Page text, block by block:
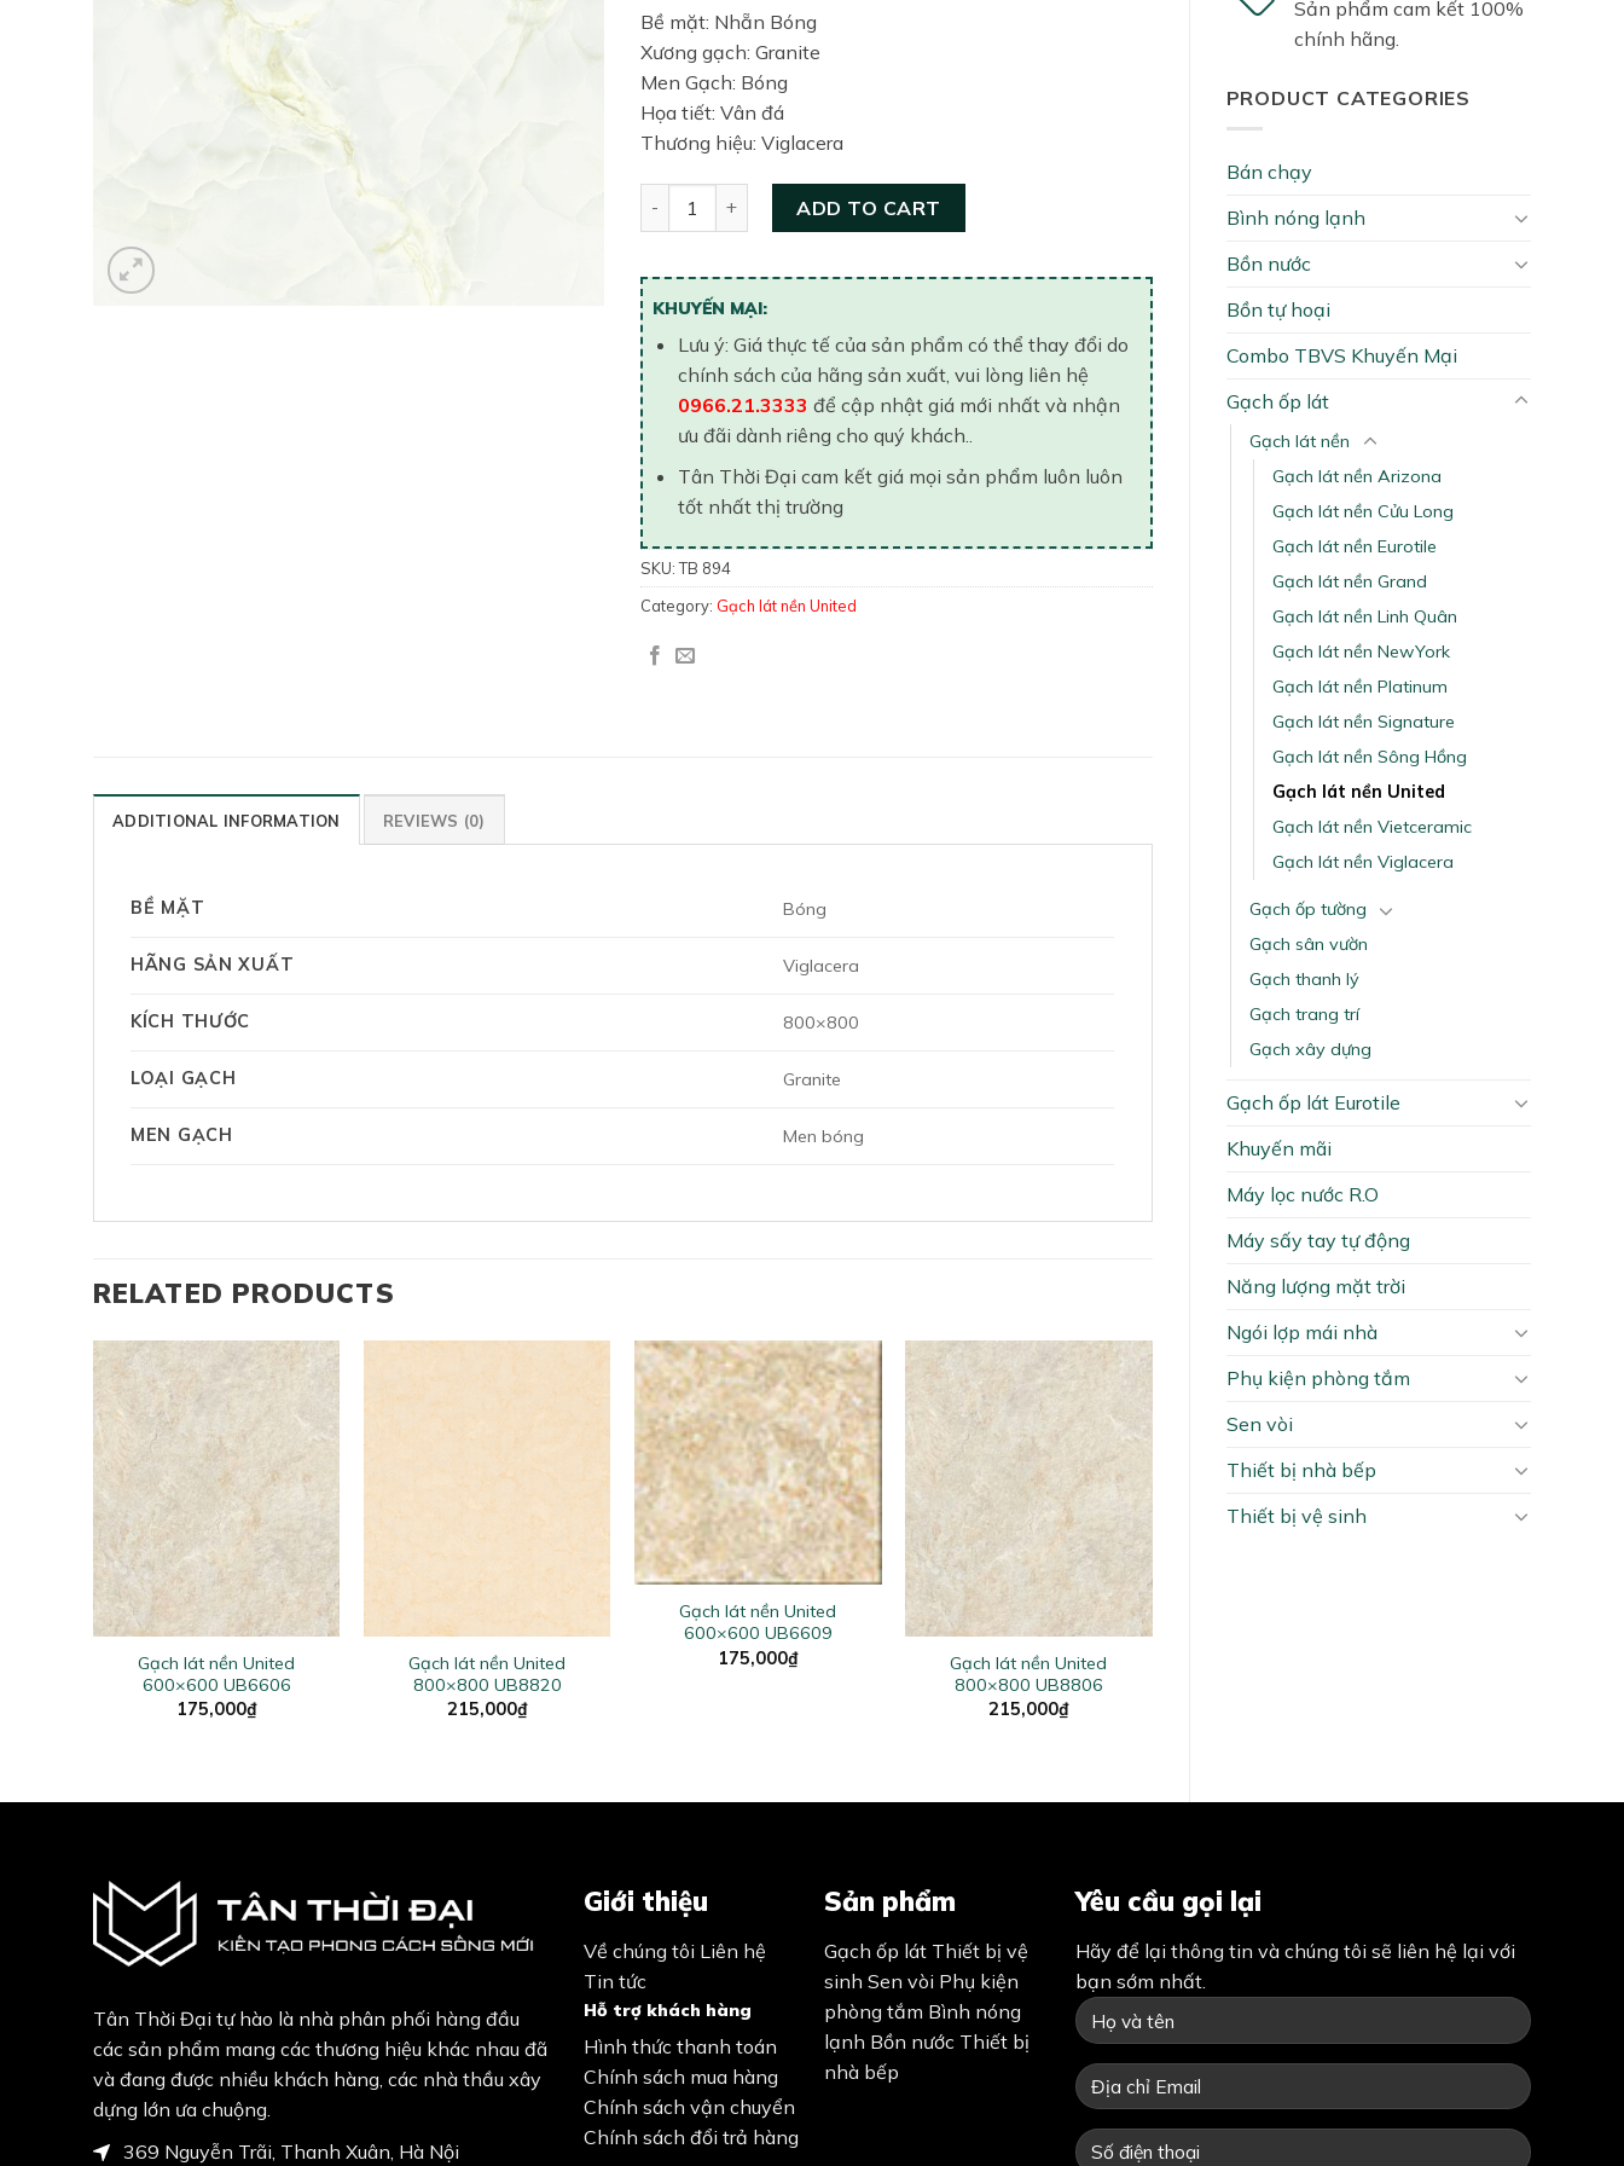
Sản phẩm cam kết 100%
chính hãng.
PRODUCT CATEGORIES
Bán chạy
Bình nóng lạnh
Bồn nước
Bồn tự hoại
Combo TBVS Khuyến Mại
Gạch ốp lát
Gạch lát nền
Gạch lát nền Arizona
Gạch lát nền Cửu Long
Gạch lát nền Eurotile
Gạch lát nền Grand
Gạch lát nền Linh Quân
Gạch lát nền NewYork
Gạch lát nền Platinum
Gạch lát nền Signature
Gạch lát nền Sông Hồng
Gạch lát nền United
Gạch lát nền Vietceramic
Gạch lát nền Viglacera
Gạch ốp tường
Gạch sân vườn
Gạch thanh lý
Gạch trang trí
Gạch xây dựng
Gạch ốp lát Eurotile
Khuyến mãi
Máy lọc nước R.O
Máy sấy tay tự động
Năng lượng mặt trời
Ngói lợp mái nhà
Phụ kiện phòng tắm
Sen vòi
Thiết bị nhà bếp
Thiết bị vệ sinh
Bề mặt: Nhẵn Bóng
Xương gạch: Granite
Men Gạch: Bóng
Họa tiết: Vân đá
Thương hiệu: Viglacera
ADD TO CART
KHUYẾN MẠI:
Lưu ý: Giá thực tế của sản phẩm có thể thay đổi do
chính sách của hãng sản xuất, vui lòng liên hệ
0966.21.3333 để cập nhật giá mới nhất và nhận
ưu đãi dành riêng cho quý khách..
Tân Thời Đại cam kết giá mọi sản phẩm luôn luôn
tốt nhất thị trường
SKU:TB 894
Category: Gạch lát nền United
ADDITIONAL INFORMATION REVIEWS (0)
BỀ MẶT Bóng
HÃNG SẢN XUẤT Viglacera
KÍCH THƯỚC 800×800
LOẠI GẠCH Granite
MEN GẠCH Men bóng
RELATED PRODUCTS
Gạch lát nền United
600×600 UB6606
175,000₫
+
Gạch lát nền United
800×800 UB8820
215,000₫
+
Gạch lát nền United
600×600 UB6609
175,000₫
Gạch lát nền United
800×800 UB8806
215,000₫
Tân Thời Đại tự hào là nhà phân phối hàng đầu
các sản phẩm mang các thương hiệu khác nhau đã
và đang được nhiều khách hàng, các nhà thầu xây
dựng lớn ưa chuộng.
369 Nguyễn Trãi, Thanh Xuân, Hà Nội
Giới thiệu
Về chúng tôi Liên hệ
Tin tức
Hỗ trợ khách hàng
Hình thức thanh toán
Chính sách mua hàng
Chính sách vận chuyển
Chính sách đổi trả hàng
Sản phẩm
Gạch ốp lát Thiết bị vệ
sinh Sen vòi Phụ kiện
phòng tắm Bình nóng
lạnh Bồn nước Thiết bị
nhà bếp
Yêu cầu gọi lại
Hãy để lại thông tin và chúng tôi sẽ liên hệ lại với
bạn sớm nhất.